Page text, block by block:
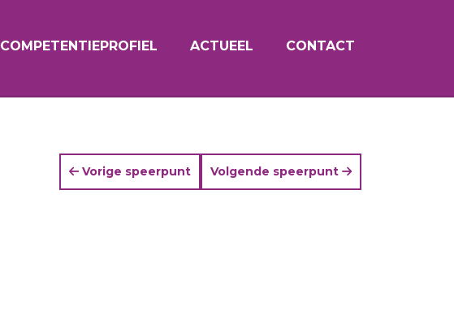
COMPETENTIEPROFIEL ACTUEEL CONTACT
Vorige speerpunt Volgende speerpunt